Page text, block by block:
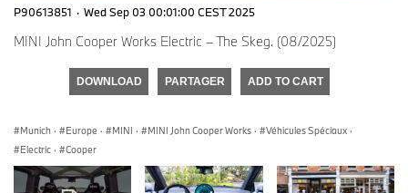
P90613851 · Wed Sep 03 00:01:00 CEST 2025
MINI John Cooper Works Electric – The Skeg. (08/2025)
DOWNLOAD PARTAGER ADD TO CART
Munich · Europe · MINI · MINI John Cooper Works · Véhicules Spéciaux ·
Electric · Cooper